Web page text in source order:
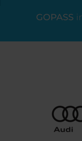
GOPASS